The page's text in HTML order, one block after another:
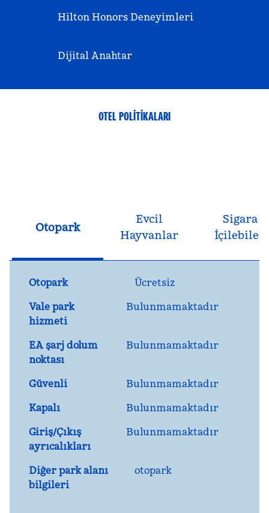
Hilton Honors Deneyimleri
Dijital Anahtar
OTEL POLITIKALARI
Otopark
Evcil
Hayvanlar
Sigara
İçilebilen
Otopark
Ücretsiz
Vale park
hizmeti
Bulunmamaktadır
EA şarj dolum
noktası
Bulunmamaktadır
Güvenli
Bulunmamaktadır
Kapalı
Bulunmamaktadır
Giriş/Çıkış
ayrıcalıkları
Bulunmamaktadır
Diğer park alanı
bilgileri
otopark